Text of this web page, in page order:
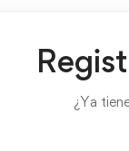
¿Ya